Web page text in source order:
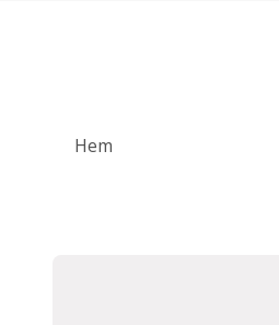
Hem